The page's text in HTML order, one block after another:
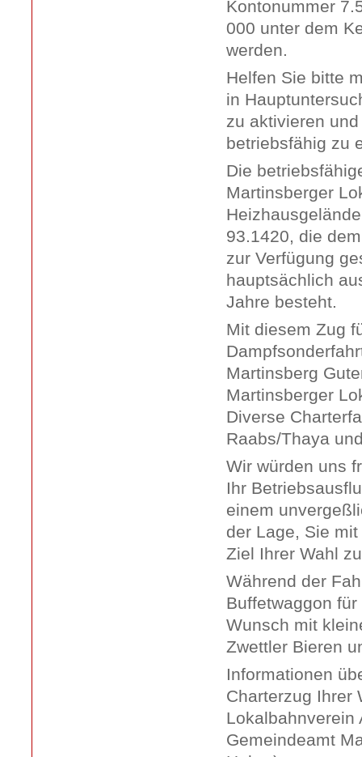
Kontonummer
000 unter dem
werden.
Helfen Sie bitte
in
zu aktivieren
betriebsfähig zu
Die
Martinsberger
93.1420, die
zur Verfügung
hauptsächlich
Jahre besteht.
Mit diesem Zug
Martinsberg
Martinsberger
Diverse
Raabs/Thaya
Wir würden uns
Ihr
einem
der Lage, Sie
Ziel Ihrer Wahl
Während der
Buffetwaggon
Wunsch mit
Zwettler Bieren
Informationen
Charterzug Ihrer
Lokalbahnverein
Gemeindeamt